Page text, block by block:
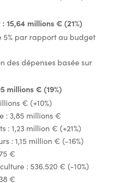
15,64 millions € (21%)
5% par rapport au budget
des dépenses basée sur
millions € (19%)
€ (+10%)
: 3,85 millions €
: 1,23 million € (+21%)
: 1,15 million € (-16%)
€
: 536.520 € (-10%)
€